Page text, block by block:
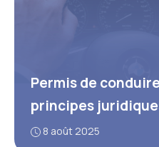
Permis de
principes
8 août 2025